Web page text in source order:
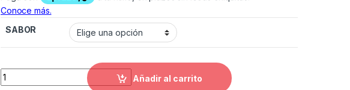
SABOR
MUTANT MASS 15 LIBRAS cantidad
Añadir al carrito